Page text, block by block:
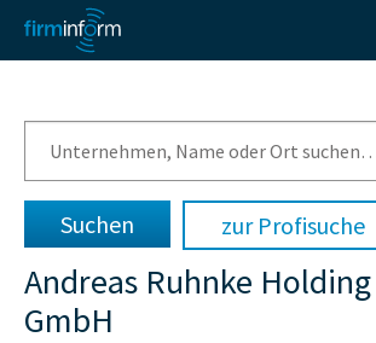
zur Profisuche
Andreas Ruhnke Holding
GmbH